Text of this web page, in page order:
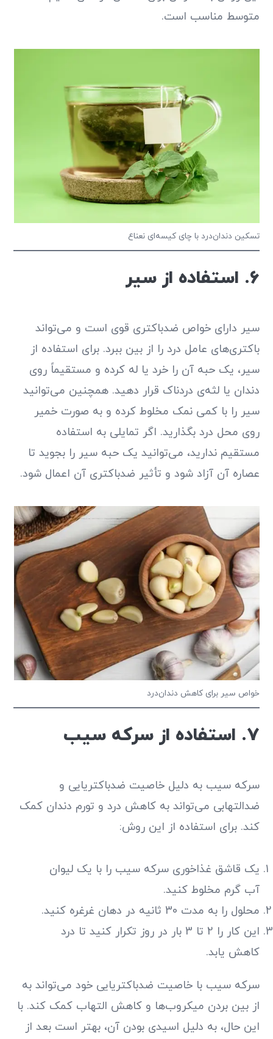
متوسط مناسب است.
تسکین دندان‌درد با چای کیسه‌ای نعناع
6. استفاده از سیر
سیر دارای خواص ضدباکتری قوی است و می‌تواند
باکتری‌های عامل درد را از بین ببرد. برای استفاده از
سیر، یک حبه آن را خرد یا له کرده و مستقیماً روی
دندان یا لثه‌ی دردناک قرار دهید. همچنین می‌توانید
سیر را با کمی نمک مخلوط کرده و به صورت خمیر
روی محل درد بگذارید. اگر تمایلی به استفاده
مستقیم ندارید، می‌توانید یک حبه سیر را بجوید تا
عصاره آن آزاد شود و تأثیر ضدباکتری آن اعمال شود.
خواص سیر برای کاهش دندان‌درد
7. استفاده از سرکه سیب
سرکه سیب به دلیل خاصیت ضدباکتریایی و
ضدالتهابی می‌تواند به کاهش درد و تورم دندان کمک
کند. برای استفاده از این روش:
یک قاشق غذاخوری سرکه سیب را با یک لیوان
آب گرم مخلوط کنید.
محلول را به مدت 30 ثانیه در دهان غرغره کنید.
این کار را 2 تا 3 بار در روز تکرار کنید تا درد
کاهش یابد.
سرکه سیب با خاصیت ضدباکتریایی خود می‌تواند به
از بین بردن میکروب‌ها و کاهش التهاب کمک کند. با
این حال، به دلیل اسیدی بودن آن، بهتر است بعد از